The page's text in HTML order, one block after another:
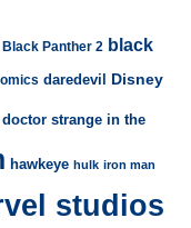
Black Panther 2 black
daredevil Disney
doctor strange in the
hawkeye hulk iron man
studios